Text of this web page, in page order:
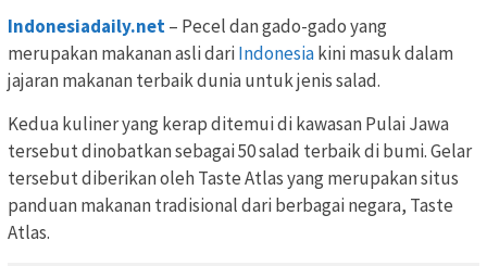
Indonesiadaily.net– Pecel dan gado-gado yang
merupakan makanan asli dariIndonesiakini masuk dalam
jajaran makanan terbaik dunia untuk jenis salad.
Kedua kuliner yang kerap ditemui di kawasan Pulai Jawa
tersebut dinobatkan sebagai 50 salad terbaik di bumi. Gelar
tersebut diberikan oleh Taste Atlas yang merupakan situs
panduan makanan tradisional dari berbagai negara, Taste
Atlas.